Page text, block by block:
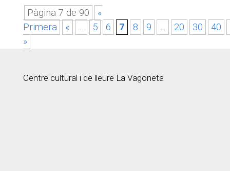
Pàgina 7 de 90
«
Primera
« ... 5 6 7 8 9 ... 20 30 40
»
Centre cultural i de lleure La Vagoneta